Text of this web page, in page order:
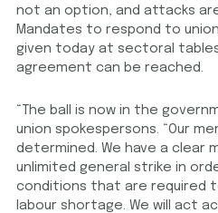
not an option, and attacks
Mandates to respond to
given today at sectoral
agreement can be reached.
“The ball is now in the
union spokespersons. “Our
determined. We have a clear
unlimited general strike in
conditions that are required
labour shortage. We will act